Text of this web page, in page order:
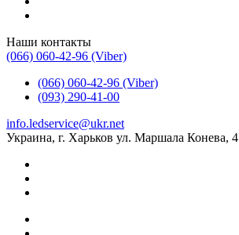
Наши контакты
(066) 060-42-96 (Viber)
(066) 060-42-96 (Viber)
(093) 290-41-00
info.ledservice@ukr.net
Украина, г. Харьков ул. Маршала Конева, 4